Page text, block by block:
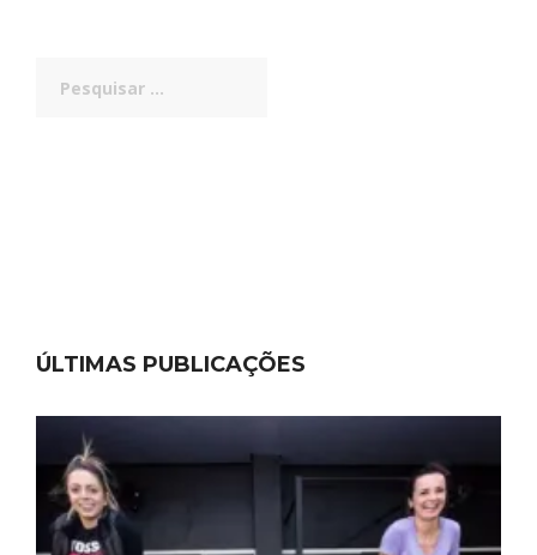
por:
ÚLTIMAS PUBLICAÇÕES